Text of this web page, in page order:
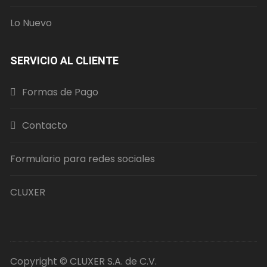
Lo Nuevo
SERVICIO AL CLIENTE
Formas de Pago
Contacto
Formulario para redes sociales
CLUXER
Copyright © CLUXER S.A. de C.V.